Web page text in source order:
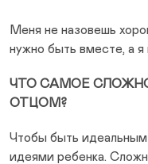
Меня не назовешь
нужно быть вместе, а я
ЧТО САМОЕ
ОТЦОМ?
Чтобы быть
идеями ребенка.